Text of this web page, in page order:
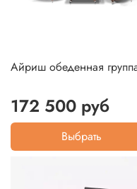
Айриш обеденная
172 500 руб
Выбрать